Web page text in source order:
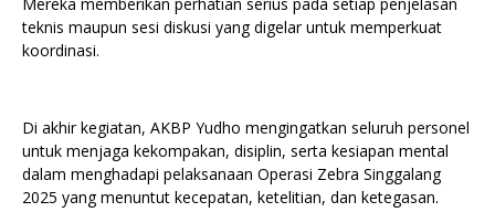
teknis maupun sesi diskusi yang digelar untuk memperkuat
koordinasi.
Di akhir kegiatan, AKBP Yudho mengingatkan seluruh personel
untuk menjaga kekompakan, disiplin, serta kesiapan mental
dalam menghadapi pelaksanaan Operasi Zebra Singgalang
2025 yang menuntut kecepatan, ketelitian, dan ketegasan.